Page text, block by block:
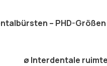
– PHD-
ø Interdentale